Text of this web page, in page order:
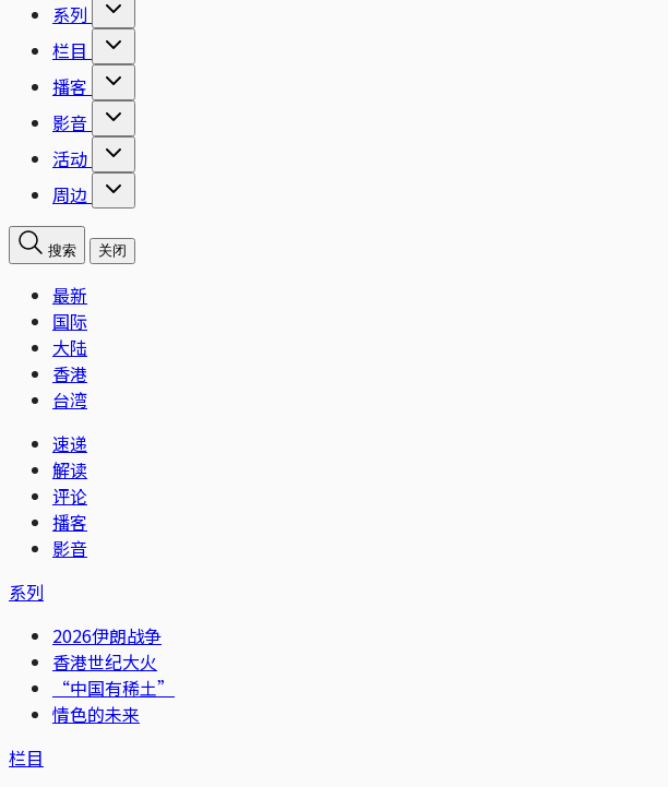
系列
栏目
播客
影音
活动
周边
搜索 关闭
最新
国际
大陆
香港
台湾
速递
解读
评论
播客
影音
系列
2026伊朗战争
香港世纪大火
“中国有稀土”
情色的未来
栏目